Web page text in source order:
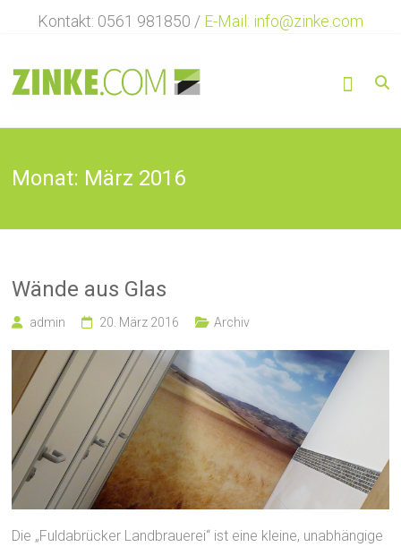
Kontakt: 0561 981850 / E-Mail: info@zinke.com
Werbetechnik
in
Monat: März 2016
Wände aus Glas
admin 20. März 2016 Archiv
Die „Fuldabrücker Landbrauerei“ ist eine kleine, unabhängige